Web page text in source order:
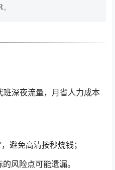
。
班深夜流量，月省人力成本
避免高清按秒烧钱；
风险点可能遗漏。